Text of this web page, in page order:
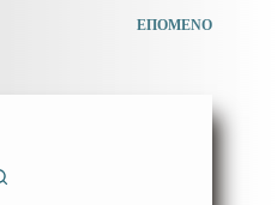
ΕΠΌΜΕΝΟ